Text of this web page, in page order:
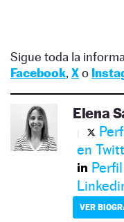
Sigue toda la
Facebook, Xo
Elena
en
VER